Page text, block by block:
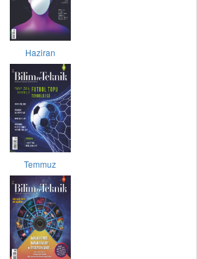
Haziran
Temmuz